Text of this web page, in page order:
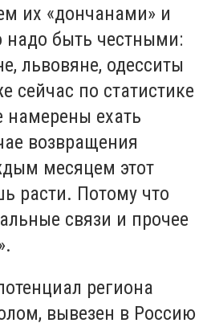
их «дончанами» и
надо быть честными:
львовяне, одесситы
сейчас по статистике
намерены ехать
возвращения
месяцем этот
расти. Потому что
связи и прочее
региона
вывезен в Россию